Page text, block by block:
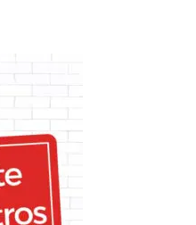
Nelson Cruz:» Para mí es un